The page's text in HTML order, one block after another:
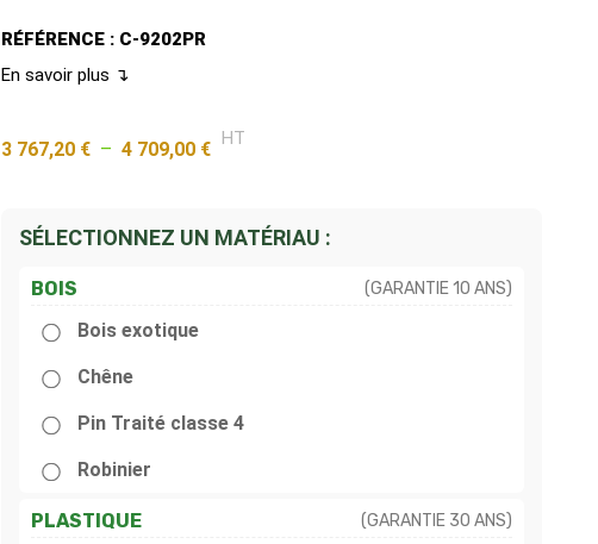
RÉFÉRENCE : C-9202PR
En savoir plus ↴
3 767,20 € – 4 709,00 € HT
SÉLECTIONNEZ UN MATÉRIAU :
BOIS (GARANTIE 10 ANS)
Bois exotique
Chêne
Pin Traité classe 4
Robinier
PLASTIQUE (GARANTIE 30 ANS)